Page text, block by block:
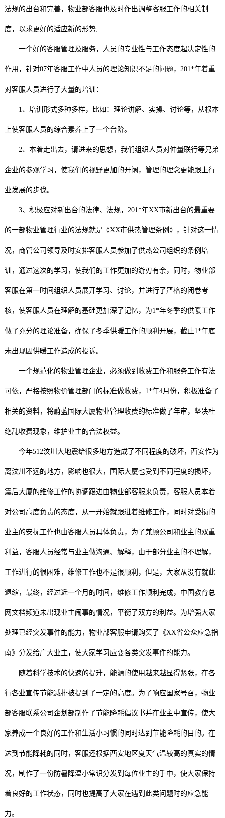
法规的出台和完善，物业部客服也及时作出调整客服工作的相关制
度，以求更好的适应新的形势;
一个好的客服管理及服务，人员的专业性与工作态度起决定性的
作用，针对07年客服工作中人员的理论知识不足的问题，201*年着重
对客服人员进行了大量的培训：
1、培训形式多种多样，比如：理论讲解、实操、讨论等，从根本
上使客服人员的综合素养上了一个台阶。
2、本着走出去，请进来的思想，我们组织人员对仲量联行等兄弟
企业的参观学习，使我们的视野更加的开阔，管理的理念更能跟上行
业发展的步伐。
3、积极应对新出台的法律、法规，201*年XX市新出台的最重要
的一部物业管理行业的法规就是《XX市供热管理条例》，针对这一情
况，商管公司领导及时安排客服人员参加了供热公司组织的条例培
训，通过这次的学习，使我们的工作更加的游刃有余，同时，物业部
客服在第一时间组织人员展开学习、讨论，并进行了严格的闭卷考
核，使客服人员在理解的基础更加深了记忆，为1*年冬季的供暖工作
做了充分的理论准备，确保了冬季供暖工作的顺利开展，截止1*年底
未出现因供暖工作造成的投诉。
一个规范化的物业管理企业，必须做到收费工作和服务工作有法
可依，严格按照物价管理部门的标准做收费，1*年4月份，积极准备了
相关的资料，将蔚蓝国际大厦物业管理收费的标准做了年审，坚决杜
绝乱收费现象，维护业主的合法权益。
今年512汶川大地震给很多地方造成了不同程度的破坏，西安作为
离汶川不远的地方，影响也很大，国际大厦也受到不同程度的损坏，
震后大厦的维修工作的协调跟进由物业部客服来负责，客服人员本着
对公司高度负责的态度，从一开始就跟进着维修工作，同时对受损的
业主的安抚工作也由客服人员具体负责，为了兼顾公司和业主的双重
利益，客服人员经常与业主做沟通、解释，由于部分业主的不理解，
工作进行的很困难，维修工作也不是很顺利，但是，大家从没有就此
退缩，最终，经过近一个月的时间，维修工作顺利完成，中国教育总
网文档频道未出现业主闹事的情况，平衡了双方的利益。为增强大家
处理已经突发事件的能力，物业部客服申请购买了《XX省公众应急指
南》分发给广大业主，使大家学习应变各类突发事件的能力。
随着科学技术的快速的提升，能源的使用越来越显得紧张，在各
行各业宣传节能减排被提到了一定的高度。为了响应国家号召，物业
部客服联系公司企划部制作了节能降耗倡议书并在业主中宣传，使大
家养成一个良好的工作和生活小习惯的同时达到节能降耗的目的。在
达到节能降耗的同时，客服还根据西安地区夏天气温较高的真实的情
况，制作了一份防暑降温小常识分发到每位业主的手中，使大家保持
着良好的工作状态，同时也提高了大家在遇到此类问题时的应急能
力。